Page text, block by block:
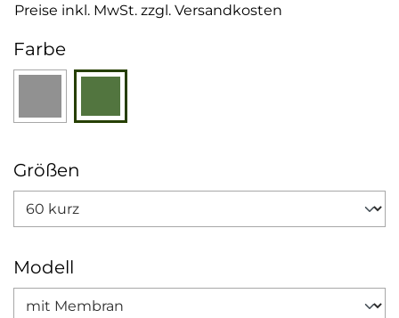
Preise inkl. MwSt. zzgl. Versandkosten
Farbeauswählen
Größen
Modell